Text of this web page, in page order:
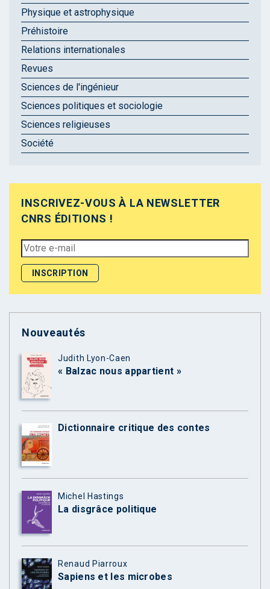
Physique et astrophysique
Préhistoire
Relations internationales
Revues
Sciences de l'ingénieur
Sciences politiques et sociologie
Sciences religieuses
Société
INSCRIVEZ-VOUS À LA NEWSLETTER
CNRS ÉDITIONS !
Nouveautés
Judith Lyon-Caen
« Balzac nous appartient »
Dictionnaire critique des contes
Michel Hastings
La disgrâce politique
Renaud Piarroux
Sapiens et les microbes